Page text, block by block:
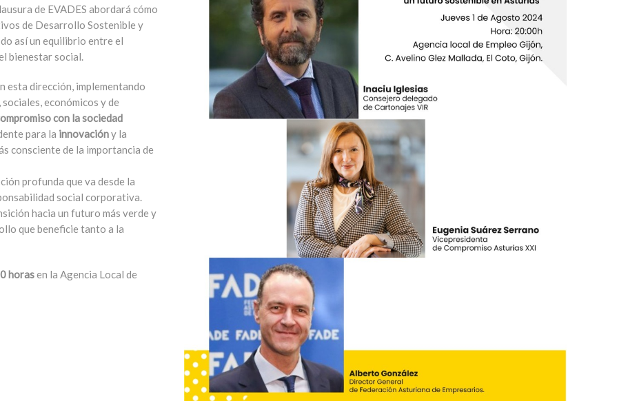
de EVADES abordará cómo
de Desarrollo Sostenible y
así un equilibrio entre el
bienestar social.
esta dirección, implementando
económicos y de
con la sociedad
para la innovacióny la
consciente de la importancia de
profunda que va desde la
social corporativa.
hacia un futuro más verde y
que beneficie tanto a la
horasen la Agencia Local de